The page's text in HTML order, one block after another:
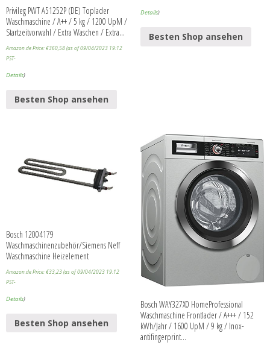
Privileg PWT A51252P (DE) Toplader
Waschmaschine / A++ / 5 kg / 1200 UpM /
Startzeitvorwahl / Extra Waschen / Extra…
Amazon.de Price:€360,58(as of 09/04/2023 19:12
PST-
Details)
Besten Shop ansehen
Details)
Besten Shop ansehen
Bosch 12004179
Waschmaschinenzubehör/Siemens Neff
Waschmaschine Heizelement
Amazon.de Price:€33,23(as of 09/04/2023 19:12
PST-
Details)
Besten Shop ansehen
Bosch WAY327X0 HomeProfessional
Waschmaschine Frontlader / A+++ / 152
kWh/Jahr / 1600 UpM / 9 kg / Inox-
antifingerprint…